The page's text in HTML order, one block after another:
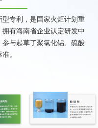
型专利，是国家火炬计划重
有海南省企业认定研发中
与起草了聚氯化铝、硫酸
。